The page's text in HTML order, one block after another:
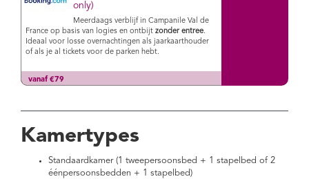
only)
Meerdaags verblijf in Campanile Val de
France op basis van logies en ontbijt zonder entree.
Ideaal voor losse overnachtingen als jaarkaarthouder
of als je al tickets voor de parken hebt.
vanaf €79
Kamertypes
Standaardkamer (1 tweepersoonsbed + 1 stapelbed of 2
éénpersoonsbedden + 1 stapelbed)